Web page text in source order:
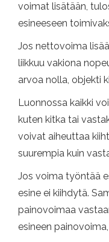
voimat lisätään,
esineeseen
Jos nettovoima
liikkuu vakiona
arvoa nolla, objekti
Luonnossa kaikki
kuten kitka tai
voivat aiheuttaa
suurempia kuin
Jos voima työntää
esine ei kiihdytä.
painovoimaa
esineen